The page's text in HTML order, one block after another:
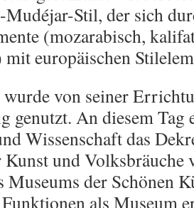
Mudéjar-Stil, der sich
(mozarabisch,
europäischen
wurde von seiner
genutzt. An diesem
Wissenschaft das
und Volksbräuche
Museums der Schönen
als Museum